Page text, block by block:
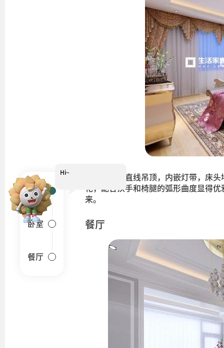
主卧顶面做直线吊顶，内嵌灯带，床
花，配合扶手和椅腿的弧形曲度显得
来。
餐厅
客厅
卧室
餐厅
Hi~